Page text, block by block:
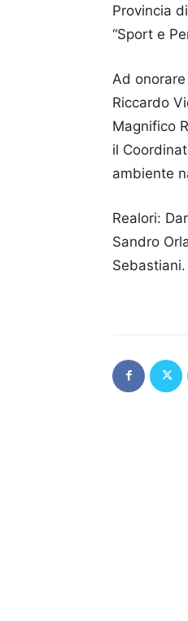
Provincia
“Sport e
Ad
Riccardo
Magnifico
il
ambiente
Realori:
Sandro
Sebastiani.